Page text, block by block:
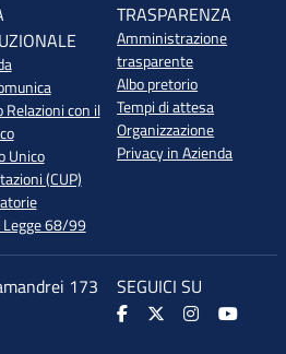
Relazioni con il
Unico
(CUP)
68/99
TRASPARENZA
Amministrazione
trasparente
Albo pretorio
Tempi di attesa
Organizzazione
Privacy in Azienda
173
SEGUICI SU